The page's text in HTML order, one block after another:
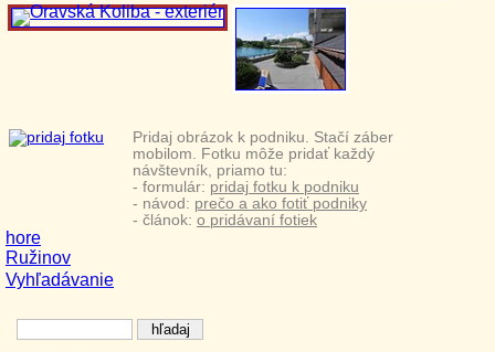
Vyhľadávanie
Pridaj obrázok k podniku. Stačí záber
mobilom. Fotku môže pridať každý
návštevník, priamo tu:
- formulár: pridaj fotku k podniku
- návod: prečo a ako fotiť podniky
- článok: o pridávaní fotiek
hore
Ružinov